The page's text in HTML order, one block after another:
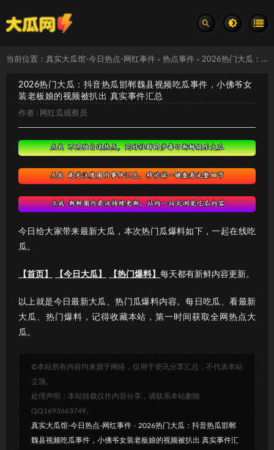
当前位置： 真实大瓜馆-今日热点-网红事件 > 热点事件 > 2026热门大瓜：抖音热瓜邯郸魏县视频吃瓜事件，小佛爷女装老板娘的视频被扒出 真实事件汇总
2026热门大瓜：抖音热瓜邯郸魏县视频吃瓜事件，小佛爷女
装老板娘的视频被扒出 真实事件汇总
作者 : 网红瓜观察员
今日给大家带来最新大瓜，本次热门瓜爆料如下，一起在线吃
瓜。
【首页】 【今日大瓜】 【热门爆料】 每天都有新鲜内容更新。
以上就是今日最新大瓜、热门瓜爆料内容。每日吃瓜、看最新
大瓜、热门爆料，记得收藏本站，第一时间获取全网热点大
瓜。
©本站所有内容均来源于网络，仅用于资讯分享汇总，不代表本站
立场。
处理声明：本站转载仅作内容分享，请联系本站删除
QQ1693663749。
真实大瓜馆-今日热点-网红事件 » 2026热门大瓜：抖音热瓜邯郸
魏县视频吃瓜事件，小佛爷女装老板娘的视频被扒出 真实事件汇